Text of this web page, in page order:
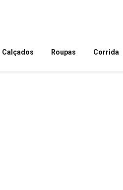
Calçados Roupas Corrida